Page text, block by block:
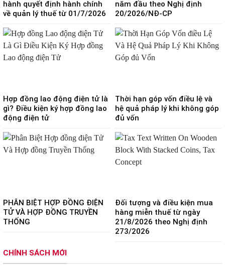
hành quyết định hành chính
về quản lý thuế từ 01/7/2026
năm đầu theo Nghị định
20/2026/NĐ-CP
Hợp đồng lao động điện tử là
gì? Điều kiện ký hợp đồng lao
động điện tử
Thời hạn góp vốn điều lệ và
hệ quả pháp lý khi không góp
đủ vốn
PHÂN BIỆT HỢP ĐỒNG ĐIỆN
TỬ VÀ HỢP ĐỒNG TRUYỀN
THỐNG
Đối tượng và điều kiện mua
hàng miễn thuế từ ngày
21/8/2026 theo Nghị định
273/2026
CHÍNH SÁCH MỚI